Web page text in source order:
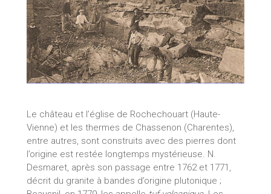
Le château et l’église de Rochechouart (Haute-
Vienne) et les thermes de Chassenon (Charentes),
entre autres, sont construits avec des pierres dont
l’origine est restée longtemps mystérieuse. N.
Desmaret, après son passage entre 1762 et 1771,
décrit du granite à bandes d’origine plutonique ;